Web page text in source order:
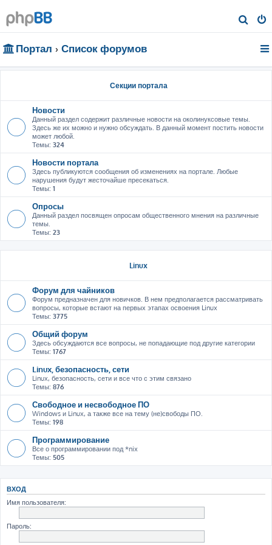
о
Портал Список форумов
Секции портала
Новости
Данный раздел содержит различные новости на околинуксовые темы.
Здесь же их можно и нужно обсуждать. В данный момент постить новости
может любой.
Темы: 324
Новости портала
Здесь публикуются сообщения об изменениях на портале. Любые
нарушения будут жесточайше пресекаться.
Темы: 1
Опросы
Данный раздел посвящен опросам общественного мнения на различные
темы.
Темы: 23
Linux
Форум для чайников
Форум предназначен для новичков. В нем предполагается рассматривать
вопросы, которые встают на первых этапах освоения Linux
Темы: 3775
Общий форум
Здесь обсуждаются все вопросы, не попадающие под другие категории
Темы: 1767
Linux, безопасность, сети
Linux, безопасность, сети и все что с этим связано
Темы: 876
Свободное и несвободное ПО
Windows и Linux, а также все на тему (не)свободы ПО.
Темы: 198
Программирование
Все о программировании под *nix
Темы: 505
ВХОД
Имя пользователя:
Пароль: